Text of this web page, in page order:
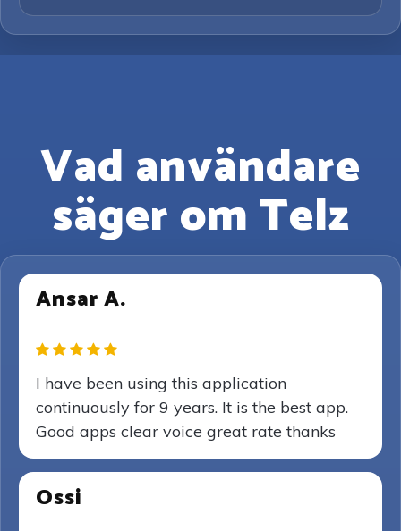
Vad användare
säger om Telz
Ansar A.
I have been using this application
continuously for 9 years. It is the best app.
Good apps clear voice great rate thanks
Ossi